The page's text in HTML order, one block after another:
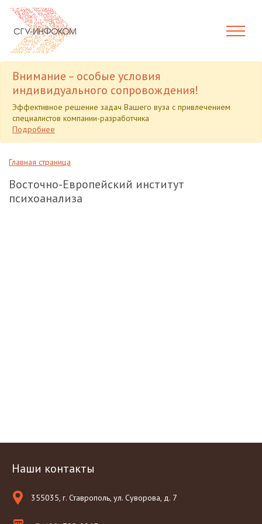
Внимание – особые условия
индивидуального сопровождения!
Эффективное решение задач Вашего вуза с привлечением
специалистов компании-разработчика
Подробнее
Главная страница
Восточно-Европейский институт
психоанализа
Наши контакты
355035, г. Ставрополь, ул. Суворова, д. 7